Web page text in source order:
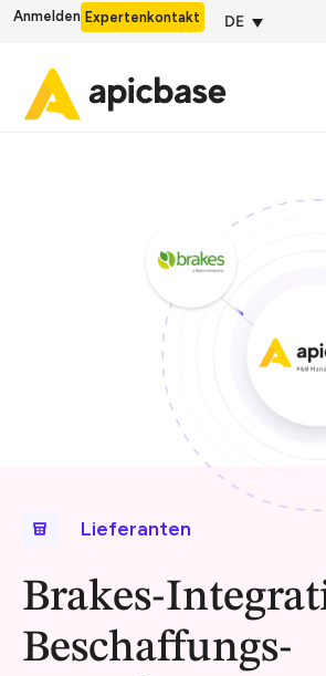
Anmelden Expertenkontakt DE
Lieferanten
Brakes-
Beschaffungs-